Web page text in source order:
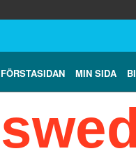
FÖRSTASIDAN MIN SIDA